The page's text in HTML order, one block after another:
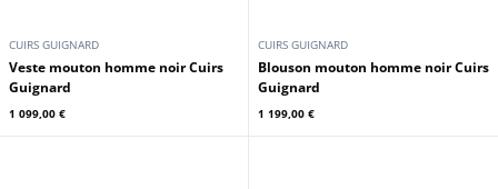
CUIRS GUIGNARD
Veste mouton homme noir Cuirs
Guignard
1 099,00 €
CUIRS GUIGNARD
Blouson mouton homme noir Cuirs
Guignard
1 199,00 €